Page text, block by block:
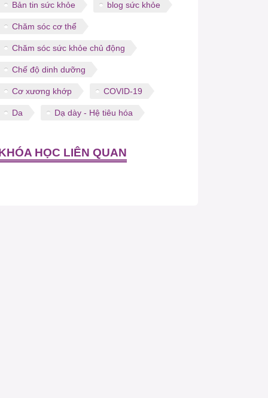
Bản tin sức khỏe blog sức khỏe
Chăm sóc cơ thể
Chăm sóc sức khỏe chủ động
Chế độ dinh dưỡng
Cơ xương khớp COVID-19
Da Dạ dày - Hệ tiêu hóa
HỌC LIÊN QUAN